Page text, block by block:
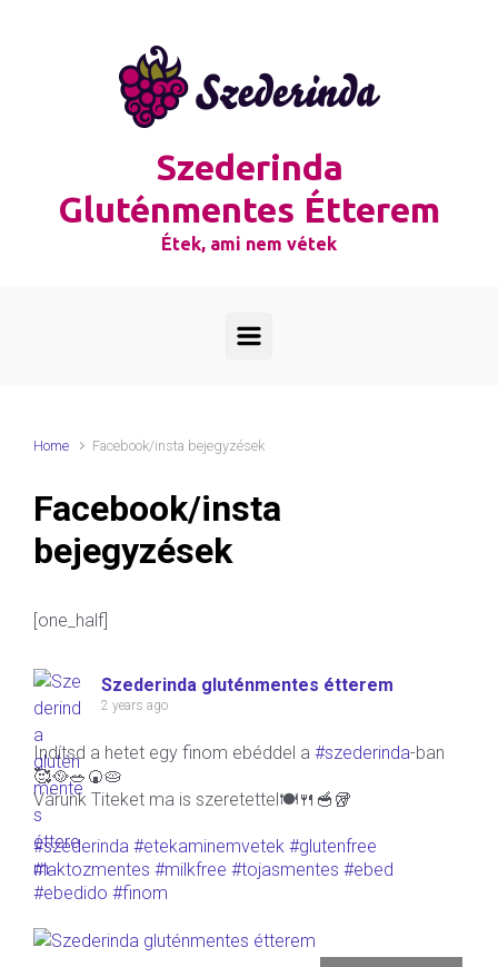
Szederinda
Gluténmentes Étterem
Étek, ami nem vétek
Home Facebook/insta bejegyzések
Facebook/insta
bejegyzések
[one_half]
Szederinda gluténmentes étterem
2 years ago
Indítsd a hetet egy finom ebéddel a #szederinda-ban
🥰🥘🥗🍘🥧
Várunk Titeket ma is szeretettel🍽🍴🥣🥡
#szederinda #etekaminemvetek #glutenfree
#laktozmentes #milkfree #tojasmentes #ebed
#ebedido #finom